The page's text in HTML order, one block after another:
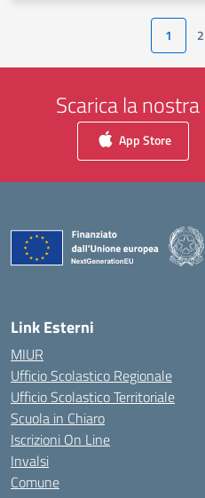
1 2
Scarica la
App Store
Link Esterni
MIUR
Ufficio Scolastico Regionale
Ufficio Scolastico Territoriale
Scuola in Chiaro
Iscrizioni On Line
Invalsi
Comune